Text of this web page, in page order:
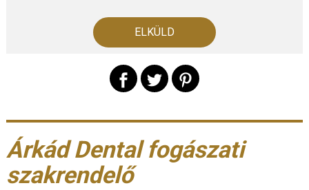
Árkád Dental fogászati
szakrendelő